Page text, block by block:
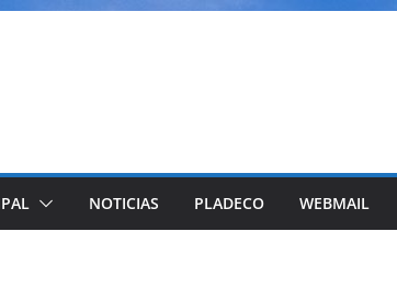
NOTICIAS PLADECO WEBMAIL